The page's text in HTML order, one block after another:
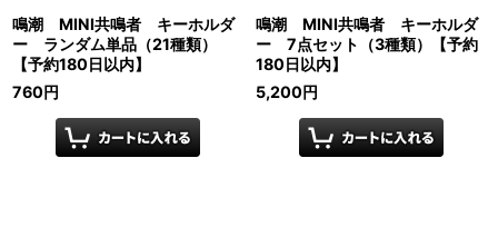
鳴潮 MINI共鳴者 キーホルダ
ー ランダム単品（21種類）
【予約180日以内】
760円
鳴潮 MINI共鳴者 キーホルダ
ー 7点セット（3種類）【予約
180日以内】
5,200円